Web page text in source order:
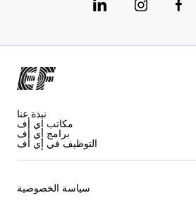
نبذة عنا
مكاتب إي أف
برامج إي أف
التوظيف في إي أف
سياسة الخصوصية